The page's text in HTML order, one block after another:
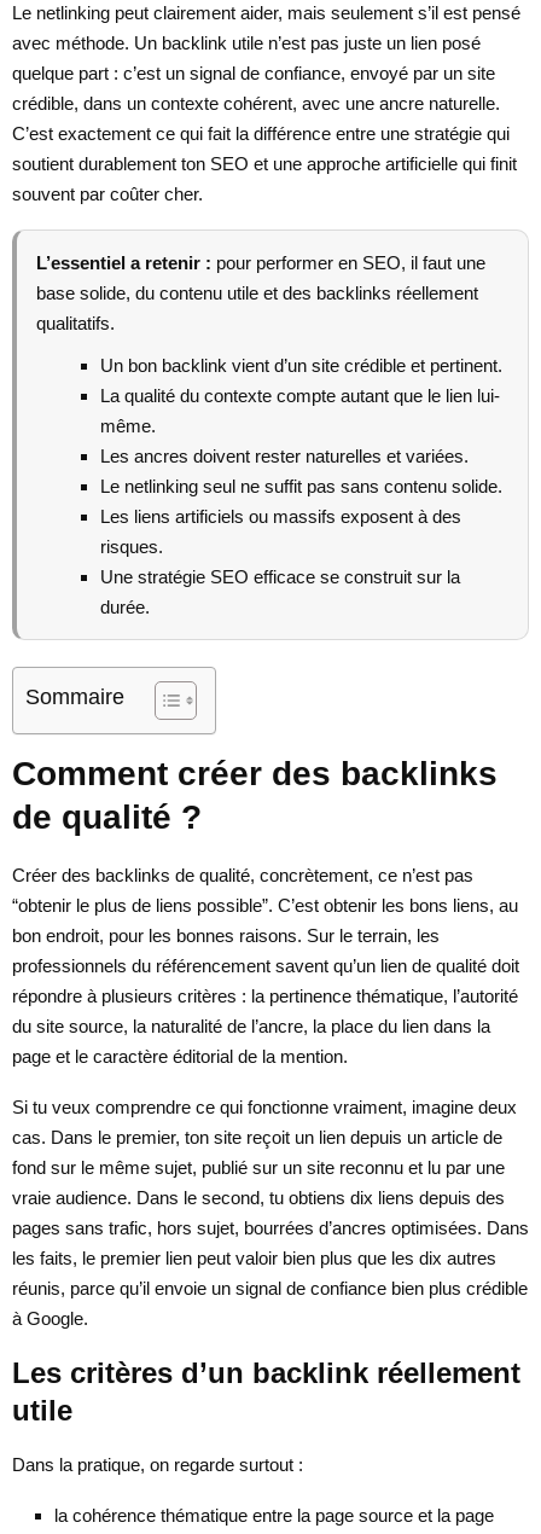
Le netlinking peut clairement aider, mais seulement s’il est pensé
avec méthode. Un backlink utile n’est pas juste un lien posé
quelque part : c’est un signal de confiance, envoyé par un site
crédible, dans un contexte cohérent, avec une ancre naturelle.
C’est exactement ce qui fait la différence entre une stratégie qui
soutient durablement ton SEO et une approche artificielle qui finit
souvent par coûter cher.
L’essentiel a retenir : pour performer en SEO, il faut une
base solide, du contenu utile et des backlinks réellement
qualitatifs.
Un bon backlink vient d’un site crédible et pertinent.
La qualité du contexte compte autant que le lien lui-
même.
Les ancres doivent rester naturelles et variées.
Le netlinking seul ne suffit pas sans contenu solide.
Les liens artificiels ou massifs exposent à des
risques.
Une stratégie SEO efficace se construit sur la
durée.
Sommaire
Comment créer des backlinks
de qualité ?
Créer des backlinks de qualité, concrètement, ce n’est pas
“obtenir le plus de liens possible”. C’est obtenir les bons liens, au
bon endroit, pour les bonnes raisons. Sur le terrain, les
professionnels du référencement savent qu’un lien de qualité doit
répondre à plusieurs critères : la pertinence thématique, l’autorité
du site source, la naturalité de l’ancre, la place du lien dans la
page et le caractère éditorial de la mention.
Si tu veux comprendre ce qui fonctionne vraiment, imagine deux
cas. Dans le premier, ton site reçoit un lien depuis un article de
fond sur le même sujet, publié sur un site reconnu et lu par une
vraie audience. Dans le second, tu obtiens dix liens depuis des
pages sans trafic, hors sujet, bourrées d’ancres optimisées. Dans
les faits, le premier lien peut valoir bien plus que les dix autres
réunis, parce qu’il envoie un signal de confiance bien plus crédible
à Google.
Les critères d’un backlink réellement
utile
Dans la pratique, on regarde surtout :
la cohérence thématique entre la page source et la page